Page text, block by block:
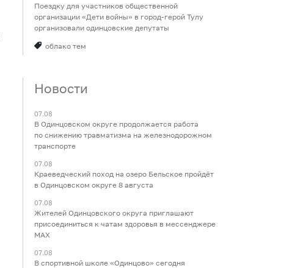
Поездку для участников общественной
организации «Дети войны» в город-герой Тулу
организовали одинцовские депутаты
облако тем
Новости
07.08
В Одинцовском округе продолжается работа
по снижению травматизма на железнодорожном
транспорте
07.08
Краеведческий поход на озеро Бельское пройдёт
в Одинцовском округе 8 августа
07.08
Жителей Одинцовского округа приглашают
присоединиться к чатам здоровья в мессенджере
МАХ
07.08
В спортивной школе «Одинцово» сегодня